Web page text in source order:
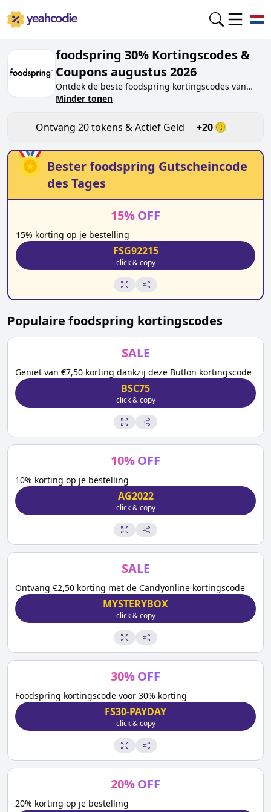
foodspring 30% Kortingscodes &
Coupons augustus 2026
Ontdek de beste foodspring kortingscodes van
vandaag vooraugustus 2026
foodspring.nldoor de code te testen. Ontvang
beloningen wanneer jefoodspring
kortingscodes
indient en andere kopers helpt besparen.
Minder tonen
Ontvang 20 tokens & Actief Geld +20
Besterfoodspring Gutscheincode
des Tages
15%OFF
15% korting op je bestelling
FSG92215
click & copy
Populaire foodspring kortingscodes
SALE
Geniet van €7,50 korting dankzij deze Butlon kortingscode
BSC75
click & copy
10%OFF
10% korting op je bestelling
AG2022
click & copy
SALE
Ontvang €2,50 korting met de Candyonline kortingscode
MYSTERYBOX
click & copy
30%OFF
Foodspring kortingscode voor 30% korting
FS30-PAYDAY
click & copy
20%OFF
20% korting op je bestelling